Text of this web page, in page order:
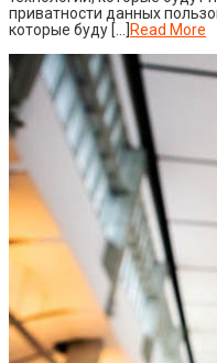
приватности данных
которые буду […]
Read More